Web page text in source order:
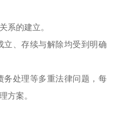
系的建立。
立、存续与解除均受到明确
务处理等多重法律问题，每
方案。